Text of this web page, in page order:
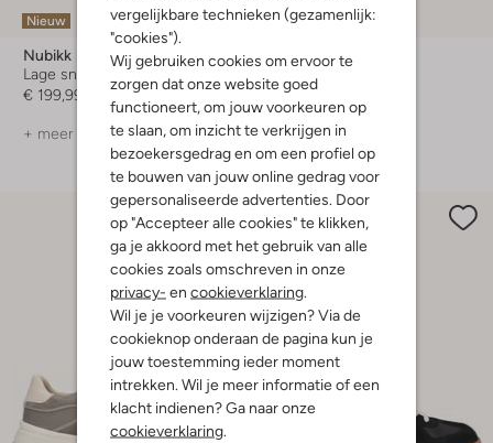
vergelijkbare technieken (gezamenlijk:
"cookies").
Wij gebruiken cookies om ervoor te
zorgen dat onze website goed
functioneert, om jouw voorkeuren op
te slaan, om inzicht te verkrijgen in
bezoekersgedrag en om een profiel op
te bouwen van jouw online gedrag voor
gepersonaliseerde advertenties. Door
op "Accepteer alle cookies" te klikken,
ga je akkoord met het gebruik van alle
cookies zoals omschreven in onze
privacy- en cookieverklaring
Wil je je voorkeuren wijzigen? Via de
cookieknop onderaan de pagina kun je
jouw toestemming ieder moment
intrekken. Wil je meer informatie of een
klacht indienen? Ga naar onze
cookieverklaring
Nieuw
Nubikk
Lage sneakers
€ 199,99
+ meer kleuren
-50%
Nubikk
Lage sneakers
€ 219,99
+ meer kleuren